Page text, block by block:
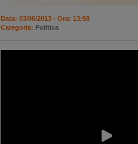
Data: 03/06/2013 - Ora: 13:58
Categoria: Politica